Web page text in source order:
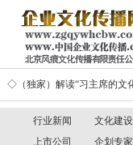
◇（独家）解读“习主席的文
行业新闻 文化建设
上市公司
企划专家